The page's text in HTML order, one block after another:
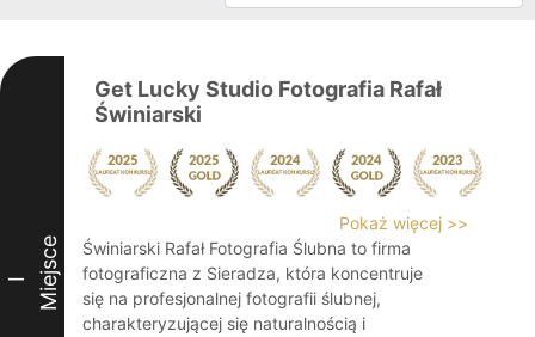
I Miejsce
Get Lucky Studio Fotografia Rafał
Świniarski
Pokaż więcej >>
Świniarski Rafał Fotografia Ślubna to firma
fotograficzna z Sieradza, która koncentruje
się na profesjonalnej fotografii ślubnej,
charakteryzującej się naturalnością i